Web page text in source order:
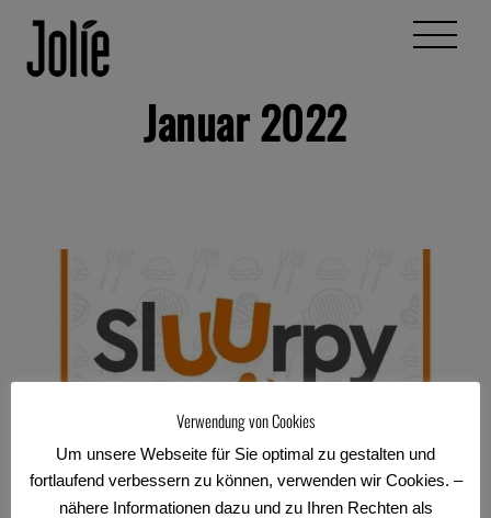
content
Menu
Januar 2022
16. JANUAR 2022
Verwendung von Cookies
Um unsere Webseite für Sie optimal zu gestalten und
fortlaufend verbessern zu können, verwenden wir Cookies. –
nähere Informationen dazu und zu Ihren Rechten als